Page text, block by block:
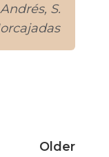
S.
Older